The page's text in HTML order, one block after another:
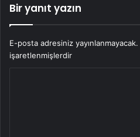
Bir yanıt yazın
E-posta adresiniz yayınlanmayacak.
işaretlenmişlerdir